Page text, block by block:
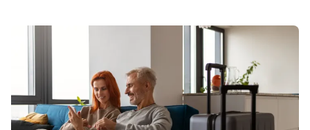
BiztosDöntés.hu gyűjtéséből kiderül, hogy akár az
nekik meghozni az első nagy pénzügyi
elhatározásukat.